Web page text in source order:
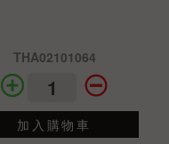
THA02101064
加入購物車